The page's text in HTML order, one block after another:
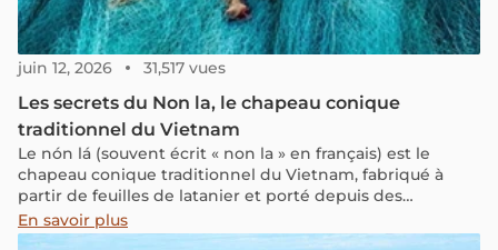
juin 12, 2026 31,517 vues
Les secrets du Non la, le chapeau conique
traditionnel du Vietnam
Le nón lá (souvent écrit « non la » en français) est le
chapeau conique traditionnel du Vietnam, fabriqué à
partir de feuilles de latanier et porté depuis des
millénaires par les paysans pour se protéger du soleil et
de la pluie. Bien plus qu'un simple couvre-chef, ce
En savoir plus